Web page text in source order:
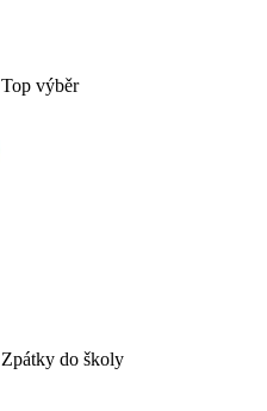
Top výběr
Zpátky do školy